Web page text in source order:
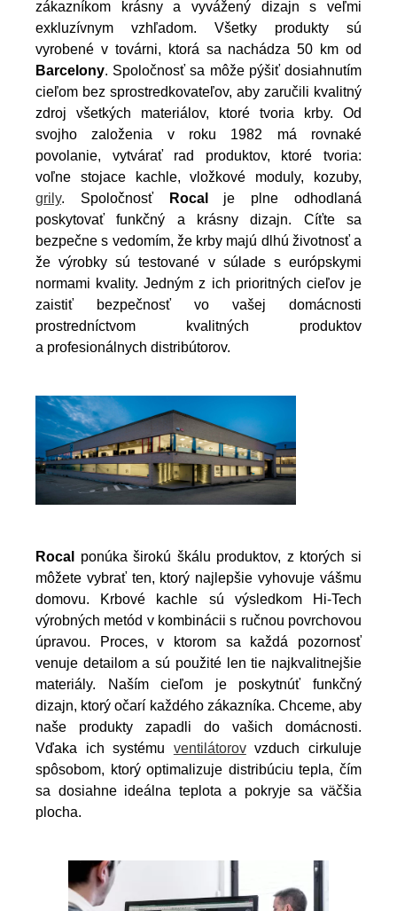
zákazníkom krásny a vyvážený dizajn s veľmi
exkluzívnym vzhľadom. Všetky produkty sú
vyrobené v továrni, ktorá sa nachádza 50 km od
Barcelony. Spoločnosť sa môže pýšiť dosiahnutím
cieľom bez sprostredkovateľov, aby zaručili kvalitný
zdroj všetkých materiálov, ktoré tvoria krby. Od
svojho založenia v roku 1982 má rovnaké
povolanie, vytvárať rad produktov, ktoré tvoria:
voľne stojace kachle, vložkové moduly, kozuby,
grily. Spoločnosť Rocal
je plne odhodlaná
poskytovať funkčný a krásny dizajn. Cíťte sa
bezpečne s vedomím, že krby majú dlhú životnosť a
že výrobky sú testované v súlade s európskymi
normami kvality. Jedným z ich prioritných cieľov je
zaistiť bezpečnosť vo vašej domácnosti
prostredníctvom kvalitných produktov
a profesionálnych distribútorov.
Rocal
ponúka širokú škálu produktov, z ktorých si
môžete vybrať ten, ktorý najlepšie vyhovuje vášmu
domovu. Krbové kachle sú výsledkom Hi-Tech
výrobných metód v kombinácii s ručnou povrchovou
úpravou. Proces, v ktorom sa každá pozornosť
venuje detailom a sú použité len tie najkvalitnejšie
materiály. Naším cieľom je poskytnúť funkčný
dizajn, ktorý očarí každého zákazníka. Chceme, aby
naše produkty zapadli do vašich domácnosti.
Vďaka ich systému ventilátorovvzduch cirkuluje
spôsobom, ktorý optimalizuje distribúciu tepla, čím
sa dosiahne ideálna teplota a pokryje sa väčšia
plocha.